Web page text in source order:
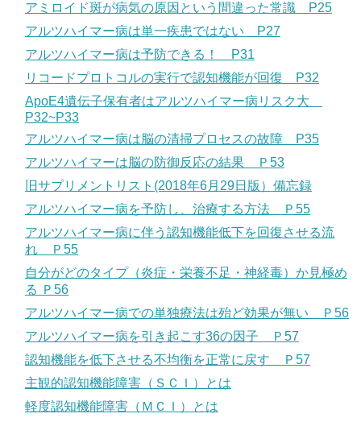
アミロイド斑が病気の原因という間違った常識 P25
アルツハイマー病は単一疾患ではない P27
アルツハイマー病は予防できる！ P31
リコードプロトコルの実行で認知機能が回復 P32
ApoE4遺伝子保有者はアルツハイマー病リスク大
P32~P33
アルツハイマー病は脳の清掃プロセスの故障 P35
アルツハイマーは脳の防御反応の結果 Ｐ53
旧サプリメントリスト(2018年6月29日版）備忘録
アルツハイマー病を予防し、治療する方法 Ｐ55
アルツハイマー病に伴う認知機能低下を回復させる流
れ Ｐ55
自分がどのタイプ（炎症・栄養不足・神経毒）か見極め
る Ｐ56
アルツハイマー病での単独療法は殆ど効果が無い Ｐ56
アルツハイマー病を引き起こす36の因子 Ｐ57
認知機能を低下させる不均衡を正常に戻す Ｐ57
主観的認知機能障害（ＳＣＩ）とは
軽度認知機能障害（ＭＣＩ）とは